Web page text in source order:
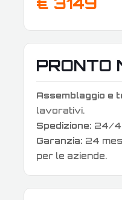
PRONTO
Assemblaggio e
lavorativi.
Spedizione: 24/
Garanzia: 24
per le aziende.